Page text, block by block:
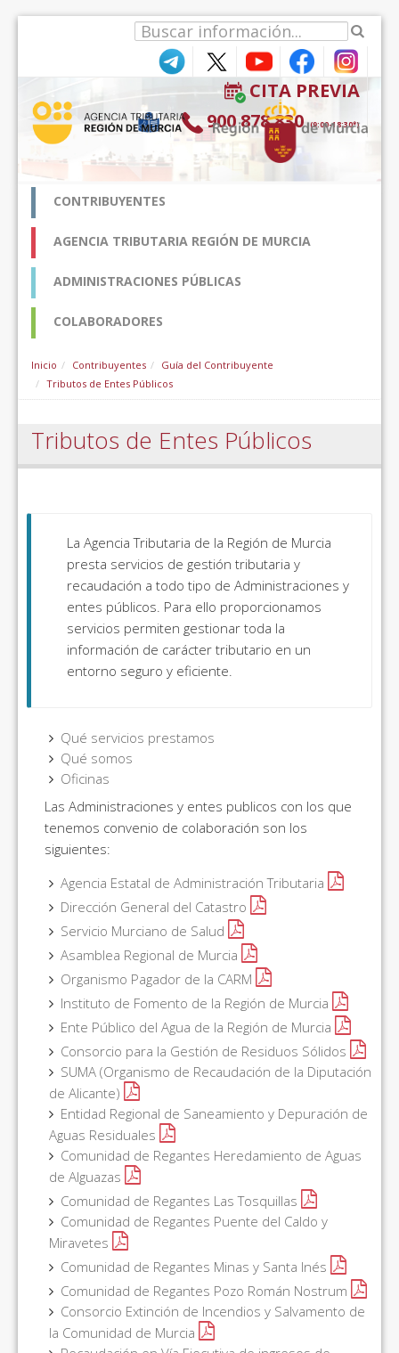
CITA PREVIA
900 878 830 (9:00-18:30*)
CONTRIBUYENTES
AGENCIA TRIBUTARIA REGIÓN DE MURCIA
ADMINISTRACIONES PÚBLICAS
COLABORADORES
Inicio Contribuyentes
Guía del Contribuyente
Tributos de Entes Públicos
Tributos de Entes Públicos
La Agencia Tributaria de la Región de Murcia
presta servicios de gestión tributaria y
recaudación a todo tipo de Administraciones y
entes públicos. Para ello proporcionamos
servicios permiten gestionar toda la
información de carácter tributario en un
entorno seguro y eficiente.
Qué servicios prestamos
Qué somos
Oficinas
Las Administraciones y entes publicos con los que
tenemos convenio de colaboración son los
siguientes:
Agencia Estatal de Administración Tributaria
Dirección General del Catastro
Servicio Murciano de Salud
Asamblea Regional de Murcia
Organismo Pagador de la CARM
Instituto de Fomento de la Región de Murcia
Ente Público del Agua de la Región de Murcia
Consorcio para la Gestión de Residuos Sólidos
SUMA (Organismo de Recaudación de la Diputación
de Alicante)
Entidad Regional de Saneamiento y Depuración de
Aguas Residuales
Comunidad de Regantes Heredamiento de Aguas
de Alguazas
Comunidad de Regantes Las Tosquillas
Comunidad de Regantes Puente del Caldo y
Miravetes
Comunidad de Regantes Minas y Santa Inés
Comunidad de Regantes Pozo Román Nostrum
Consorcio Extinción de Incendios y Salvamento de
la Comunidad de Murcia